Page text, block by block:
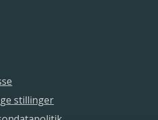
stillinger